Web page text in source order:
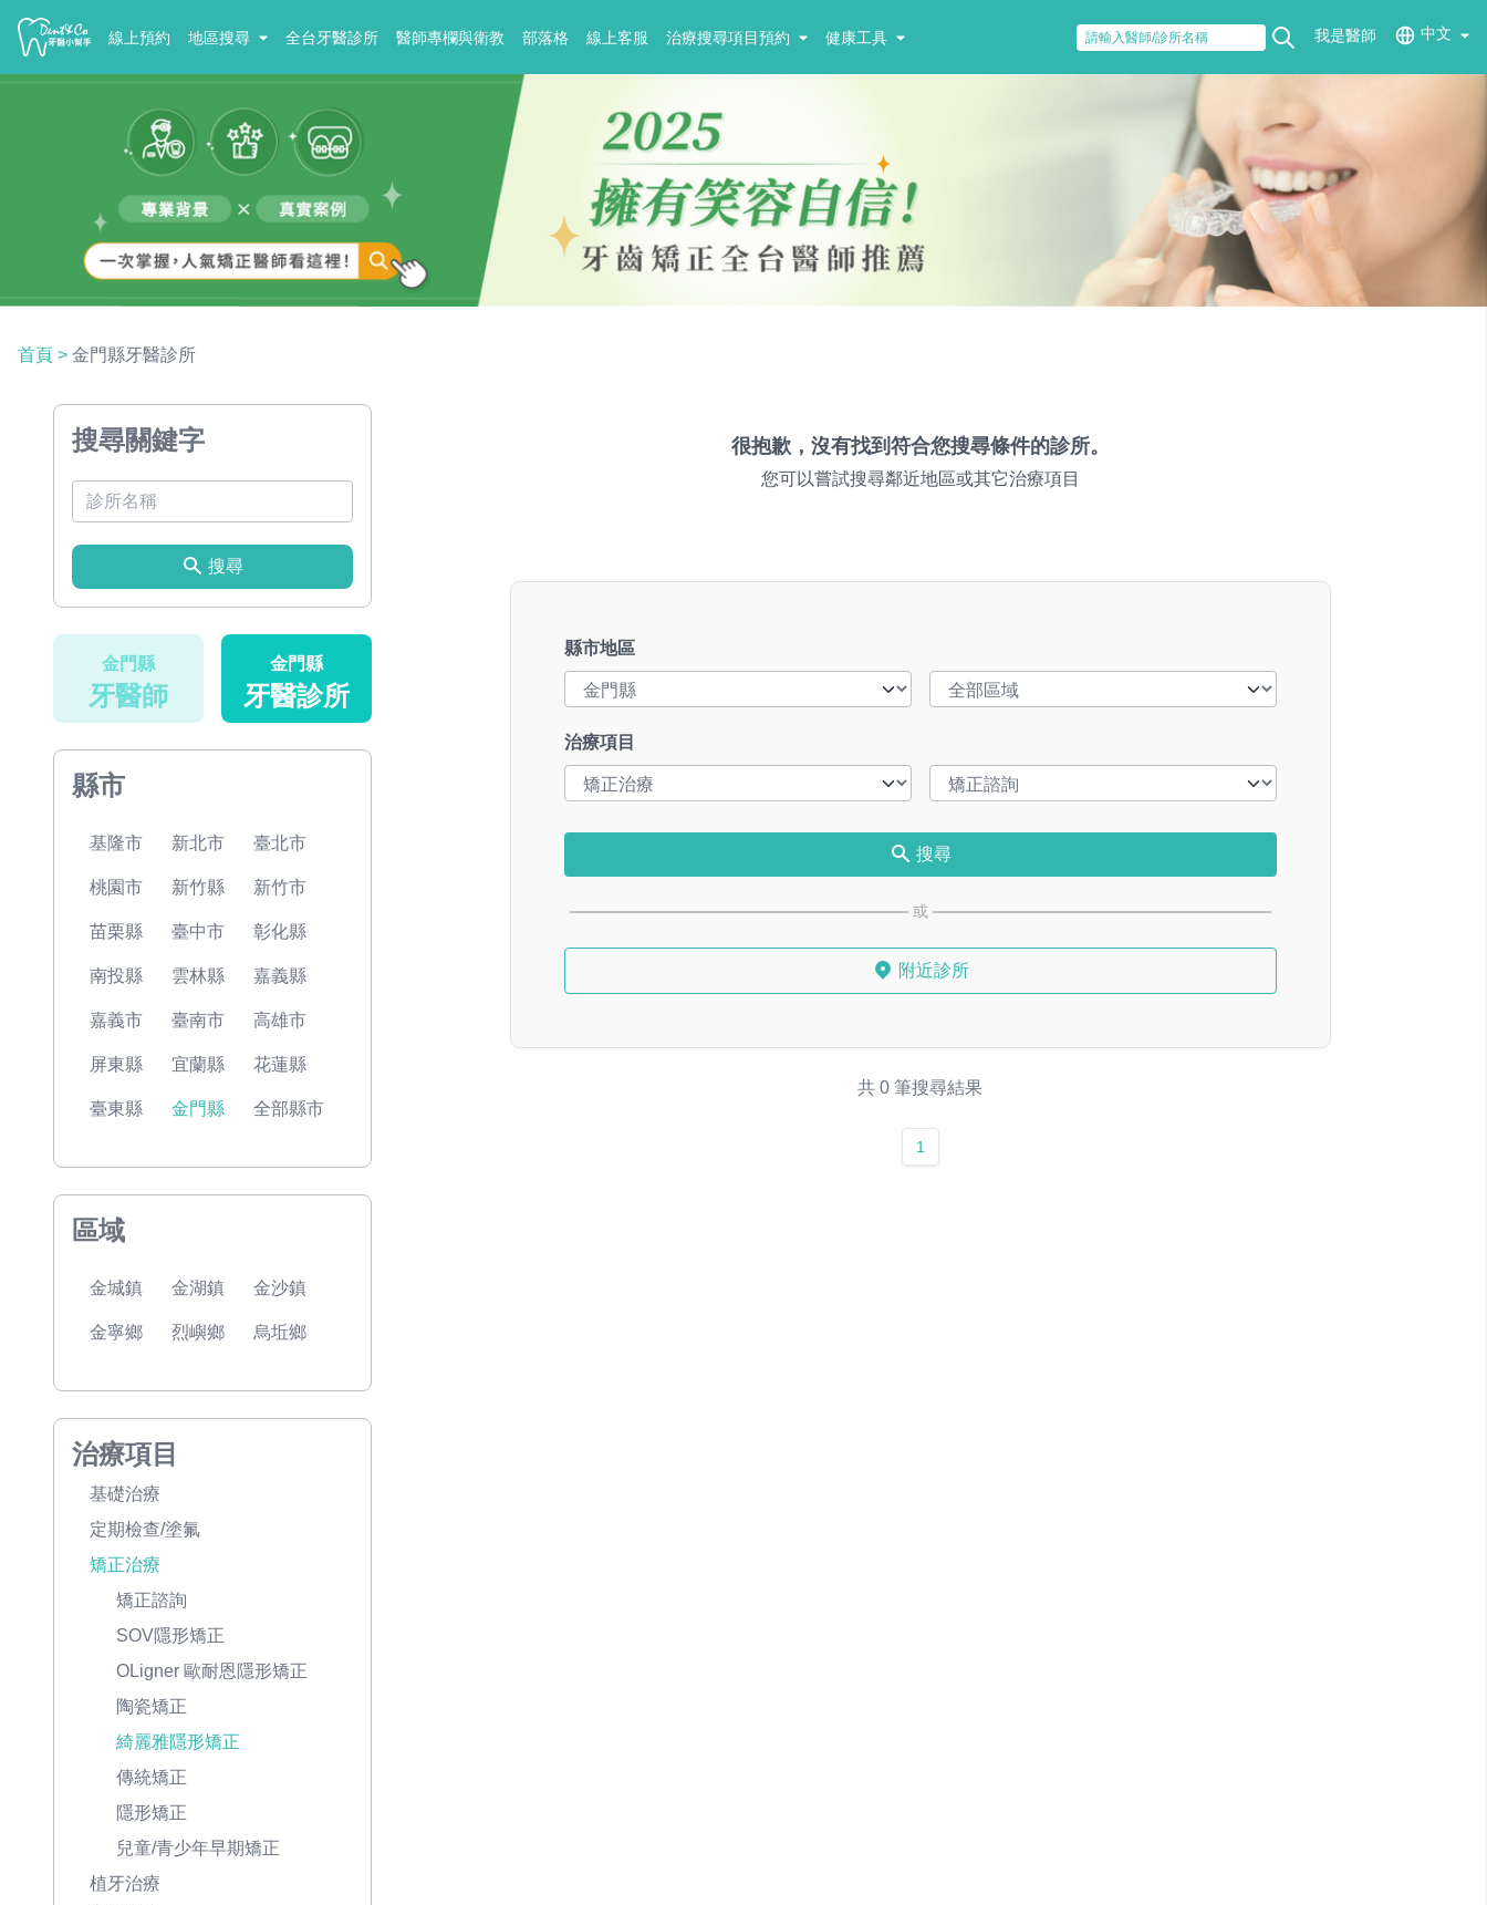
線上預約 地區搜尋 全台牙醫診所 醫師專欄與衛教 部落格 線上客服 治療搜尋項目預約 健康工具 我是醫師 中文
首頁 > 金門縣牙醫診所
搜尋關鍵字
搜尋
金門縣
牙醫師
金門縣
牙醫診所
縣市
基隆市 新北市 臺北市
桃園市 新竹縣 新竹市
苗栗縣 臺中市 彰化縣
南投縣 雲林縣 嘉義縣
嘉義市 臺南市 高雄市
屏東縣 宜蘭縣 花蓮縣
臺東縣 金門縣 全部縣市
區域
金城鎮 金湖鎮 金沙鎮
金寧鄉 烈嶼鄉 烏坵鄉
治療項目
基礎治療
定期檢查/塗氟
矯正治療
矯正諮詢
SOV隱形矯正
OLigner 歐耐恩隱形矯正
陶瓷矯正
綺麗雅隱形矯正
傳統矯正
隱形矯正
兒童/青少年早期矯正
植牙治療
很抱歉，沒有找到符合您搜尋條件的診所。
您可以嘗試搜尋鄰近地區或其它治療項目
縣市地區
治療項目
搜尋
或
附近診所
共 0 筆搜尋結果
1